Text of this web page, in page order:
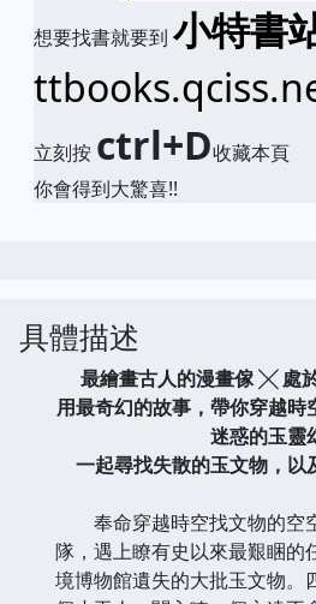
想要找書就要到 小特書
立刻按 ctrl+D收藏本頁
你會得到大驚喜!!
具體描述
最繪畫古人的漫畫傢 ╳ 處
用最奇幻的故事，帶你穿越時
迷惑的玉靈
一起尋找失散的玉文物，以
奉命穿越時空找文物的空
隊，遇上瞭有史以來最艱睏的
境博物館遺失的大批玉文物。